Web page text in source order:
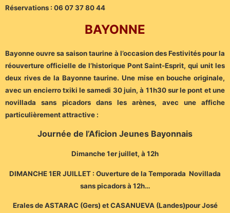
Réservations : 06 07 37 80 44
BAYONNE
Bayonne ouvre sa saison taurine à l’occasion des Festivités pour la
réouverture officielle de l’historique Pont Saint-Esprit, qui unit les
deux rives de la Bayonne taurine. Une mise en bouche originale,
avec un encierro txiki le samedi 30 juin, à 11h30 sur le pont et une
novillada sans picadors dans les arènes, avec une affiche
particulièrement attractive :
Journée de l’Aficion Jeunes Bayonnais
Dimanche 1er juillet, à 12h
DIMANCHE 1ER JUILLET : Ouverture de la Temporada Novillada
sans picadors à 12h…
Erales de ASTARAC (Gers) et CASANUEVA (Landes)pour José